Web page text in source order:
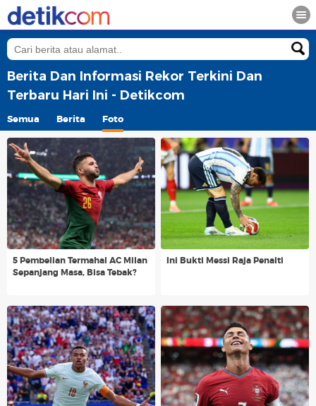
Berita Dan Informasi Rekor Terkini Dan
Terbaru Hari Ini - Detikcom
Semua Berita Foto
5 Pembelian Termahal AC Milan
Sepanjang Masa, Bisa Tebak?
Ini Bukti Messi Raja Penalti